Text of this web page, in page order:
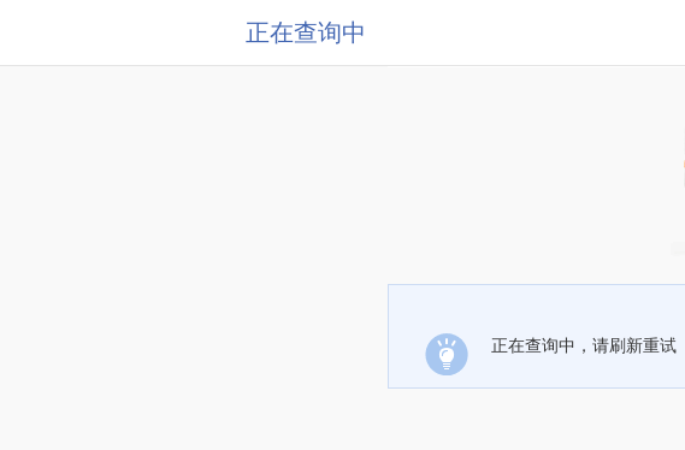
正在查询中
正在查询中，请刷新重试